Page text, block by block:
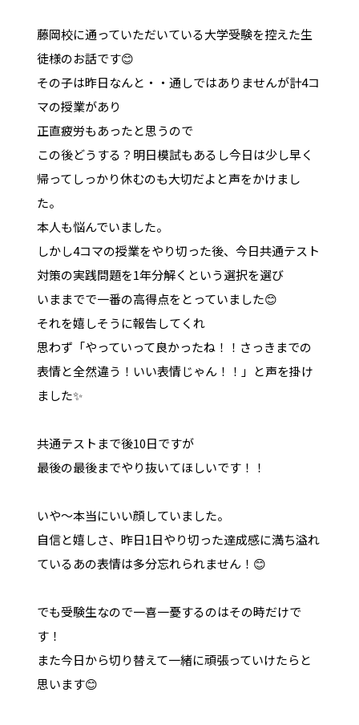
藤岡校に通っていただいている大学受験を控えた生
徒様のお話です😊
その子は昨日なんと・・通しではありませんが計4コ
マの授業があり
正直疲労もあったと思うので
この後どうする？明日模試もあるし今日は少し早く
帰ってしっかり休むのも大切だよと声をかけまし
た。
本人も悩んでいました。
しかし4コマの授業をやり切った後、今日共通テスト
対策の実践問題を1年分解くという選択を選び
いままでで一番の高得点をとっていました😊
それを嬉しそうに報告してくれ
思わず「やっていって良かったね！！さっきまでの
表情と全然違う！いい表情じゃん！！」と声を掛け
ました✨
共通テストまで後10日ですが
最後の最後までやり抜いてほしいです！！
いや～本当にいい顔していました。
自信と嬉しさ、昨日1日やり切った達成感に満ち溢れ
ているあの表情は多分忘れられません！😊
でも受験生なので一喜一憂するのはその時だけで
す！
また今日から切り替えて一緒に頑張っていけたらと
思います😊